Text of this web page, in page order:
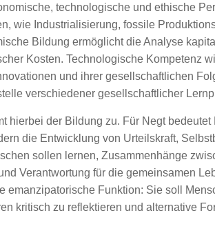
technologische und ethische
wie Industrialisierung, fossile
Bildung ermöglicht die Analyse
Kosten. Technologische Kompetenz
und ihrer gesellschaftlichen
verschiedener gesellschaftlicher
hierbei der Bildung zu. Für Negt
die Entwicklung von Urteilskraft,
sollen lernen, Zusammenhänge
Verantwortung für die gemeinsamen
emanzipatorische Funktion: Sie soll
kritisch zu reflektieren und alternative